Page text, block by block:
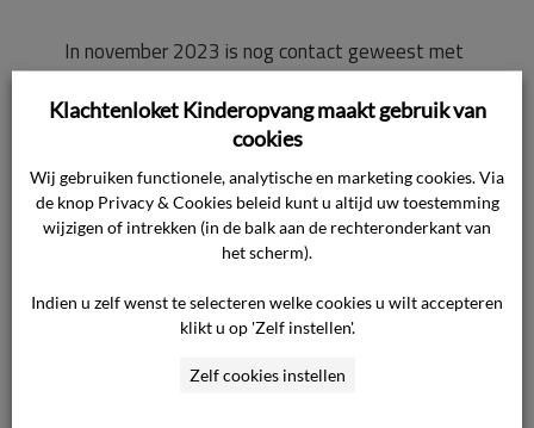
In november 2023 is nog contact geweest met
een tariefsverhoging. De consument vroeg naar
de verschillende factuurbedragen tussen 2023
en 2024 en begreep de uitleg van de
ondernemer, maar heeft toen geen vragen
gesteld over facturen van 2022.
De ondernemer heeft zonder de claim van de
consument te verifiëren de facturen van
december 2023 gecrediteerd en de restitutie
Klachtenloket Kinderopvang maakt gebruik van
cookies
Wij gebruiken functionele, analytische en marketing cookies. Via
de knop Privacy & Cookies beleid kunt u altijd uw toestemming
wijzigen of intrekken (in de balk aan de rechteronderkant van
het scherm).
Indien u zelf wenst te selecteren welke cookies u wilt accepteren
klikt u op 'Zelf instellen'.
Zelf cookies instellen